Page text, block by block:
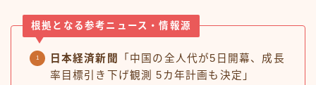
根拠となる参考ニュース・情報源
日本経済新聞
「中国の全人代が5日開幕、成長
率目標引き下げ観測 5カ年計画も決定」